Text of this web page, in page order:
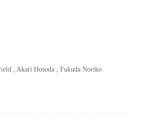
; Akari Hosoda ; Fukuda Noriko